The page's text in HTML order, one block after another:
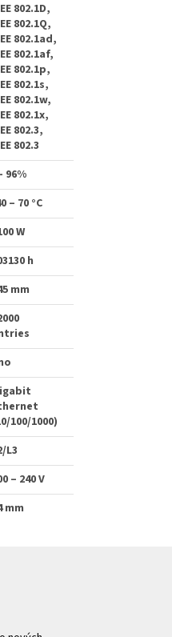
802.1D,
802.1Q,
802.1ad,
802.1af,
802.1p,
802.1s,
802.1w,
802.1x,
802.3,
802.3
96%
– 70 °C
W
h
mm
100/1000)
L3
– 240 V
mm